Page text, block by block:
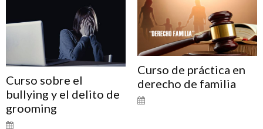
Curso sobre el
bullying y el delito de
grooming
Curso de práctica en
derecho de familia